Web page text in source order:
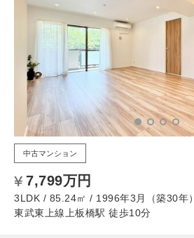
中古マンション
7,799万円
3LDK / 85.24㎡ / 1996年3月（築30年）
東武東上線上板橋駅 徒歩10分